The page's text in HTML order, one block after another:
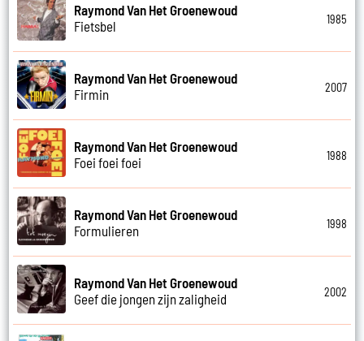
Raymond Van Het Groenewoud
Fietsbel
1985
Raymond Van Het Groenewoud
Firmin
2007
Raymond Van Het Groenewoud
Foei foei foei
1988
Raymond Van Het Groenewoud
Formulieren
1998
Raymond Van Het Groenewoud
Geef die jongen zijn zaligheid
2002